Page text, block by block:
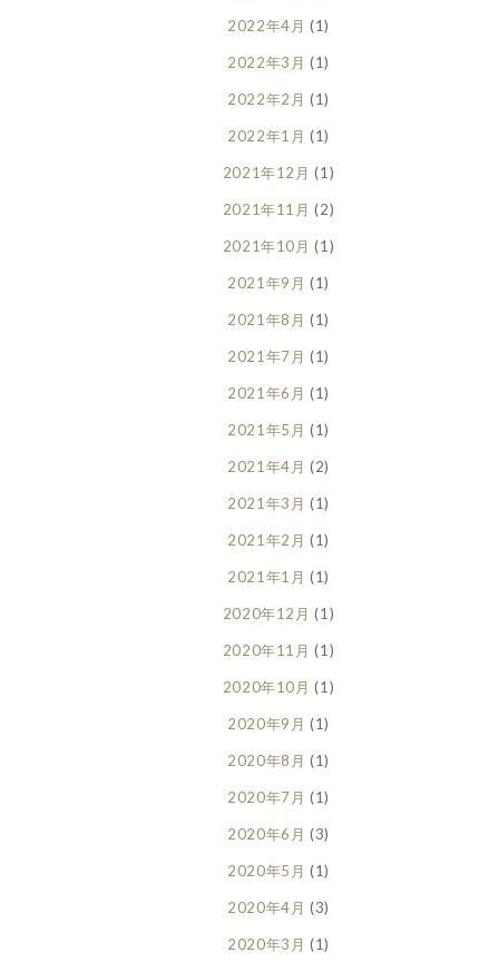
2022年4月 (1)
2022年3月 (1)
2022年2月 (1)
2022年1月 (1)
2021年12月 (1)
2021年11月 (2)
2021年10月 (1)
2021年9月 (1)
2021年8月 (1)
2021年7月 (1)
2021年6月 (1)
2021年5月 (1)
2021年4月 (2)
2021年3月 (1)
2021年2月 (1)
2021年1月 (1)
2020年12月 (1)
2020年11月 (1)
2020年10月 (1)
2020年9月 (1)
2020年8月 (1)
2020年7月 (1)
2020年6月 (3)
2020年5月 (1)
2020年4月 (3)
2020年3月 (1)